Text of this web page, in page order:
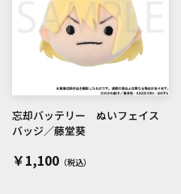
忘却バッテリー ぬいフェイス
バッジ／藤堂葵
￥1,100